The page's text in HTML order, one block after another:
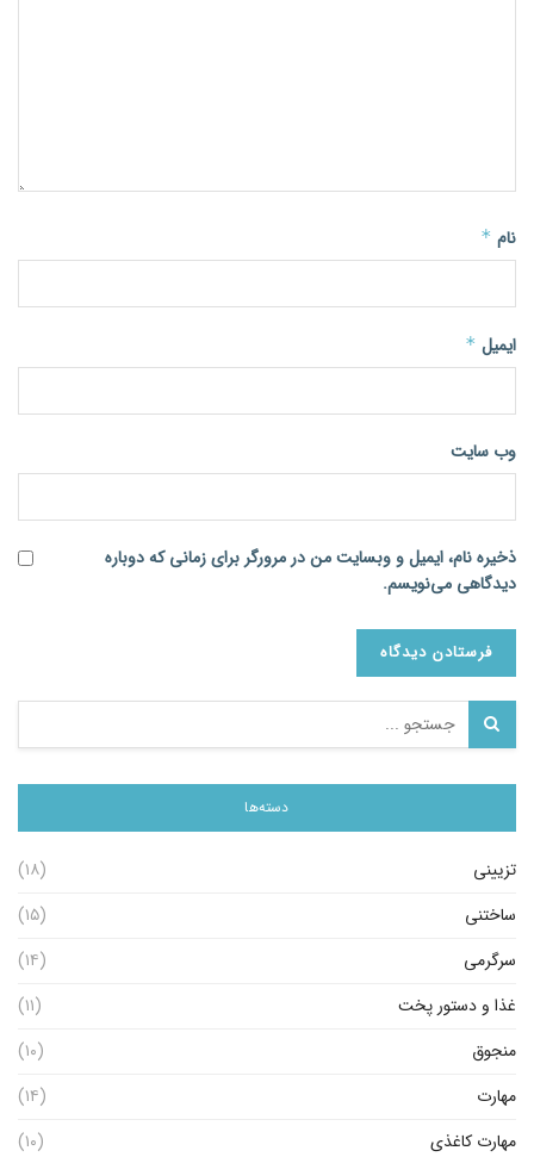
نام *
ایمیل *
وب‌ سایت
ذخیره نام، ایمیل و وبسایت من در مرورگر برای زمانی که دوباره
دیدگاهی می‌نویسم.
دسته‌ها
تزیینی
(۱۸)
ساختنی
(۱۵)
سرگرمی
(۱۴)
غذا و دستور پخت
(۱۱)
منجوق
(۱۰)
مهارت
(۱۴)
مهارت کاغذی
(۱۰)